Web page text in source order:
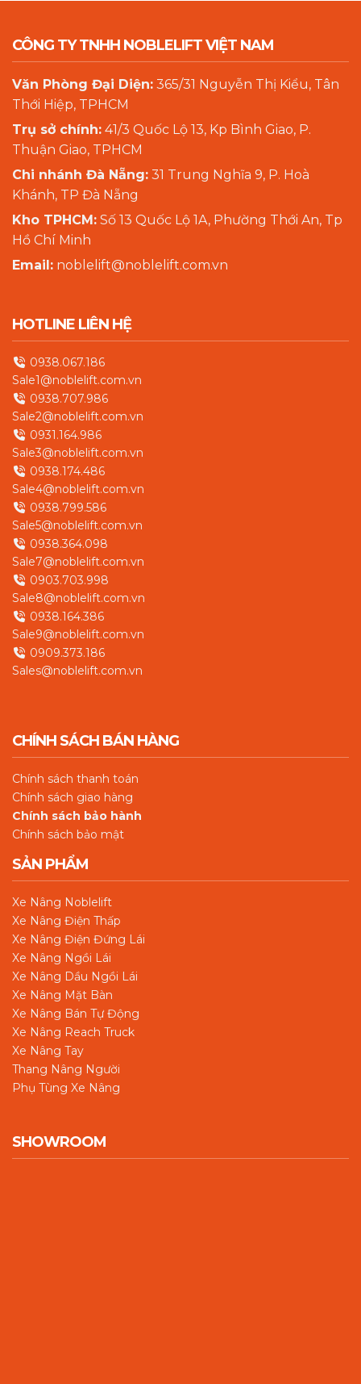
CÔNG TY TNHH NOBLELIFT VIỆT NAM
Văn Phòng Đại Diện: 365/31 Nguyễn Thị Kiểu, Tân
Thới Hiệp, TPHCM
Trụ sở chính: 41/3 Quốc Lộ 13, Kp Bình Giao, P.
Thuận Giao, TPHCM
Chi nhánh Đà Nẵng: 31 Trung Nghĩa 9, P. Hoà
Khánh, TP Đà Nẵng
Kho TPHCM: Số 13 Quốc Lộ 1A, Phường Thới An, Tp
Hồ Chí Minh
Email: noblelift@noblelift.com.vn
HOTLINE LIÊN HỆ
0938.067.186
Sale1@noblelift.com.vn
0938.707.986
Sale2@noblelift.com.vn
0931.164.986
Sale3@noblelift.com.vn
0938.174.486
Sale4@noblelift.com.vn
0938.799.586
Sale5@noblelift.com.vn
0938.364.098
Sale7@noblelift.com.vn
0903.703.998
Sale8@noblelift.com.vn
0938.164.386
Sale9@noblelift.com.vn
0909.373.186
Sales@noblelift.com.vn
CHÍNH SÁCH BÁN HÀNG
Chính sách thanh toán
Chính sách giao hàng
Chính sách bảo hành
Chính sách bảo mật
SẢN PHẨM
Xe Nâng Noblelift
Xe Nâng Điện Thấp
Xe Nâng Điện Đứng Lái
Xe Nâng Ngồi Lái
Xe Nâng Dầu Ngồi Lái
Xe Nâng Mặt Bàn
Xe Nâng Bán Tự Động
Xe Nâng Reach Truck
Xe Nâng Tay
Thang Nâng Người
Phụ Tùng Xe Nâng
SHOWROOM